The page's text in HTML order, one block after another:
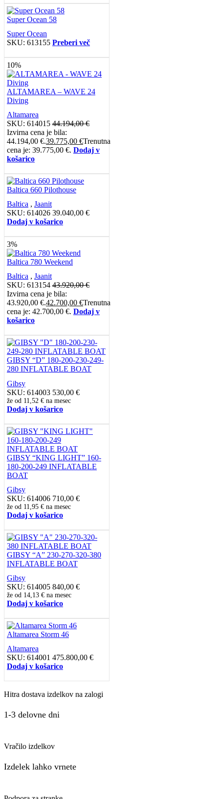
Super Ocean 58
Super Ocean
SKU: 613155 Preberi več
10%
ALTAMAREA – WAVE 24
Diving
Altamarea
SKU: 614015 44.194,00€
Izvirna cena je bila:
44.194,00 €.39.775,00 €Trenutna
cena je: 39.775,00 €. Dodaj v
košarico
Baltica 660 Pilothouse
Baltica , Jaanit
SKU: 614026 39.040,00 €
Dodaj v košarico
3%
Baltica 780 Weekend
Baltica , Jaanit
SKU: 613154 43.920,00€
Izvirna cena je bila:
43.920,00 €.42.700,00 €Trenutna
cena je: 42.700,00 €. Dodaj v
košarico
GIBSY “D” 180-200-230-249-
280 INFLATABLE BOAT
Gibsy
SKU: 614003 530,00 €
že od 11,52 € na mesec
Dodaj v košarico
GIBSY “KING LIGHT” 160-
180-200-249 INFLATABLE
BOAT
Gibsy
SKU: 614006 710,00 €
že od 11,95 € na mesec
Dodaj v košarico
GIBSY “A” 230-270-320-380
INFLATABLE BOAT
Gibsy
SKU: 614005 840,00 €
že od 14,13 € na mesec
Dodaj v košarico
Altamarea Storm 46
Altamarea
SKU: 614001 475.800,00 €
Dodaj v košarico
Hitra dostava izdelkov na zalogi
1-3 delovne dni
Vračilo izdelkov
Izdelek lahko vrnete